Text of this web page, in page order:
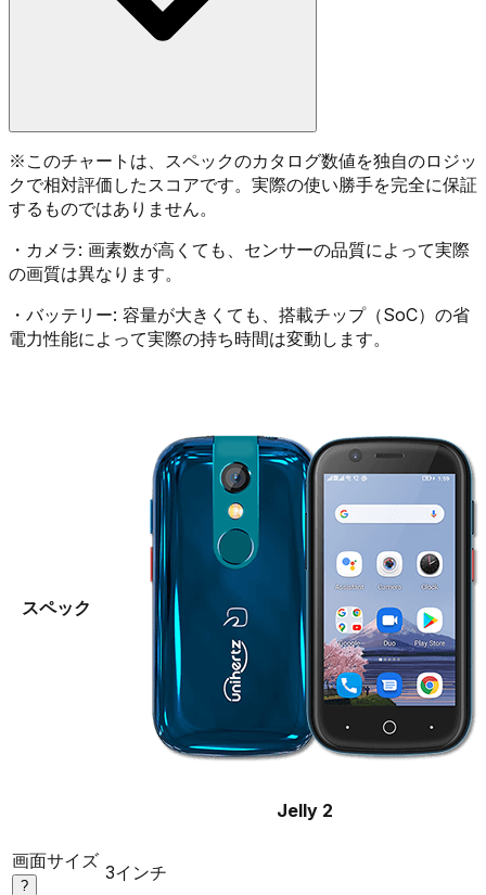
※ このチャートは、スペックのカタログ数値を独自のロジッ
クで相対評価したスコアです。実際の使い勝手を完全に保証
するものではありません。
・ カメラ: 画素数が高くても、センサーの品質によって実際
の画質は異なります。
・ バッテリー: 容量が大きくても、搭載チップ（SoC）の省
電力性能によって実際の持ち時間は変動します。
スペック
Jelly 2
画面サイズ
?
3インチ